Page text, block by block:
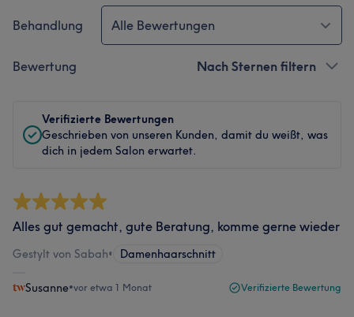
Behandlung Alle Bewertungen
Bewertung Nach Sternen filtern
Verifizierte Bewertungen
Geschrieben von unseren Kunden, damit du weißt, was
dich in jedem Salon erwartet.
Alles gut gemacht, gute Beratung, komme gerne wieder
Gestylt von Sabah• Damenhaarschnitt
Susanne•vor etwa 1 Monat Verifizierte Bewertung